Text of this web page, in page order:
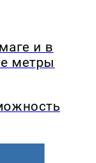
и в
метры